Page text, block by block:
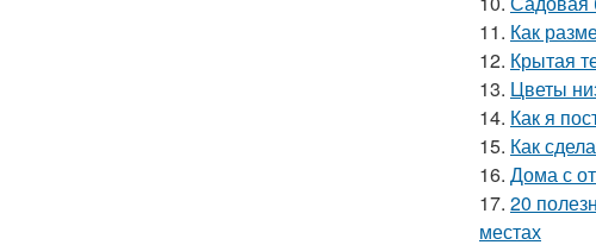
11. Как
12. Крытая
13. Цветы
14. Как я
15. Как
16. Дома с
17. 20
местах